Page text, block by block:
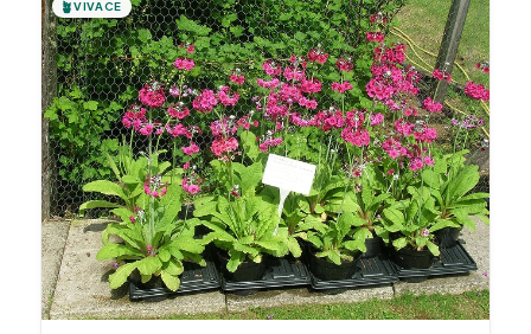
🪴VIVACE